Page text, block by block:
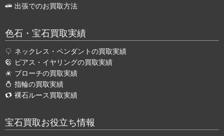
出張でのお買取方法
色石・宝石買取実績
ネックレス・ペンダントの買取実績
ピアス・イヤリングの買取実績
ブローチの買取実績
指輪の買取実績
裸石ルース買取実績
宝石買取お役立ち情報